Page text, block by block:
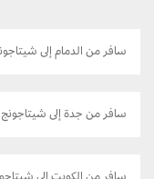
سافر من الدمام إلى شيتاجونج
سافر من جدة إلى شيتاجونج